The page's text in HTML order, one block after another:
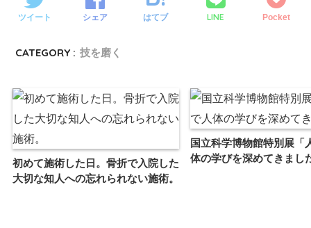
ツイート シェア はてブ LINE Pocket
CATEGORY : 技を磨く
初めて施術した日。骨折で入院した
大切な知人への忘れられない施術。
国立科学博物館特別展「
体の学びを深めてきまし